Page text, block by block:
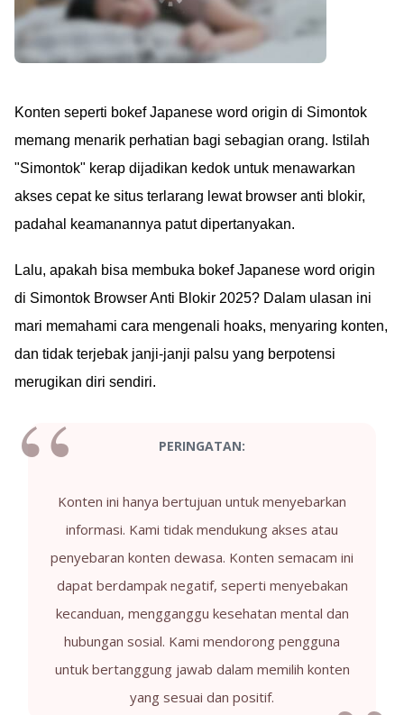
Konten seperti bokef Japanese word origin di Simontok
memang menarik perhatian bagi sebagian orang. Istilah
"Simontok" kerap dijadikan kedok untuk menawarkan
akses cepat ke situs terlarang lewat browser anti blokir,
padahal keamanannya patut dipertanyakan.
Lalu, apakah bisa membuka bokef Japanese word origin
di Simontok Browser Anti Blokir 2025? Dalam ulasan ini
mari memahami cara mengenali hoaks, menyaring konten,
dan tidak terjebak janji-janji palsu yang berpotensi
merugikan diri sendiri.
PERINGATAN:
Konten ini hanya bertujuan untuk menyebarkan
informasi. Kami tidak mendukung akses atau
penyebaran konten dewasa. Konten semacam ini
dapat berdampak negatif, seperti menyebakan
kecanduan, mengganggu kesehatan mental dan
hubungan sosial. Kami mendorong pengguna
untuk bertanggung jawab dalam memilih konten
yang sesuai dan positif.